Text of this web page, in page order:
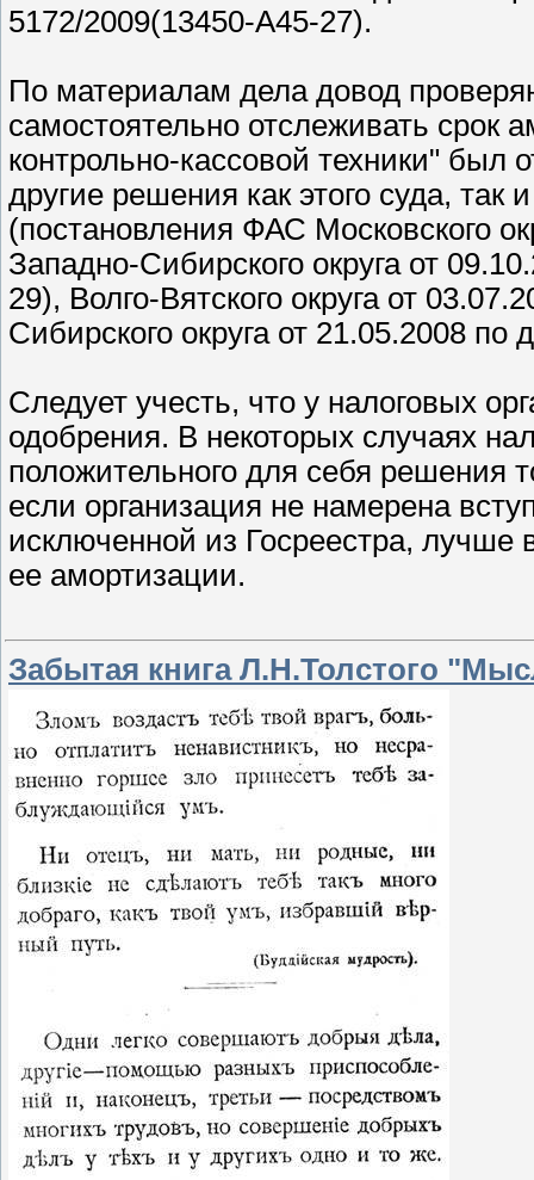
5172/2009(13450-А45-27).
По материалам дела довод
самостоятельно отслеживать срок
контрольно-кассовой техники" был
другие решения как этого суда, так
(постановления ФАС Московского
Западно-Сибирского округа от
29), Волго-Вятского округа от
Сибирского округа от 21.05.2008
Следует учесть, что у налоговых
одобрения. В некоторых случаях
положительного для себя решения
если организация не намерена
исключенной из Госреестра, лучше
ее амортизации.
Забытая книга Л.Н.Толстого